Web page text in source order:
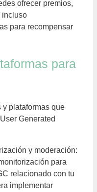
ofrecer premios,
incluso
para recompensar
para
y plataformas que
Generated
y moderación:
para
relacionado con tu
implementar